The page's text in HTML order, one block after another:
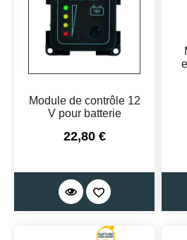
Module de contrôle 12
V pour batterie
Prix
22,80 €